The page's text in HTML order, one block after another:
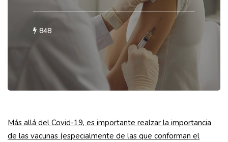
848
Más allá del Covid-19, es importante realzar la importancia
de las vacunas (especialmente de las que conforman el